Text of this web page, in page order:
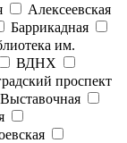
Алексеевская
Баррикадная
им.
ВДНХ
проспект
Выставочная